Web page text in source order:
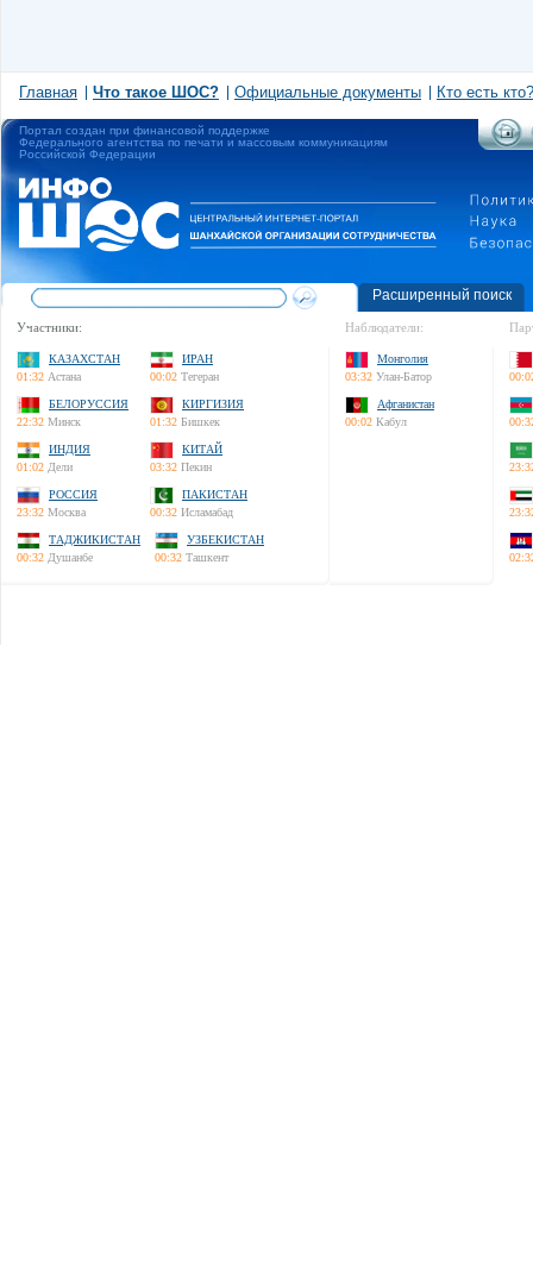
Главная Что такое ШОС? Официальные документы Кто есть кто?
Портал создан при финансовой поддержке
Федерального агентства по печати и массовым коммуникациям
Российской Федерации
Расширенный поиск
Участники:
КАЗАХСТАН
01:32 Астана
ИРАН
00:02 Тегеран
БЕЛОРУССИЯ
22:32 Минск
КИРГИЗИЯ
01:32 Бишкек
ИНДИЯ
01:02 Дели
КИТАЙ
03:32 Пекин
РОССИЯ
23:32 Москва
ПАКИСТАН
00:32 Исламабад
ТАДЖИКИСТАН
00:32 Душанбе
УЗБЕКИСТАН
00:32 Ташкент
Наблюдатели:
Монголия
03:32 Улан-Батор
Афганистан
00:02 Кабул